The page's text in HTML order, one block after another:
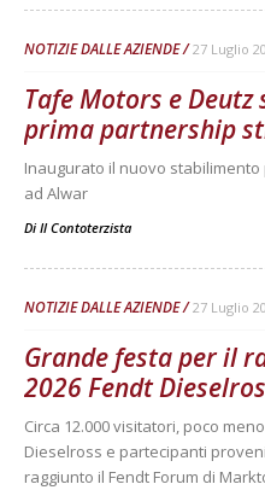
NOTIZIE DALLE AZIENDE 27 Luglio
Tafe Motors e Deutz
prima partnership
Inaugurato il nuovo
ad Alwar
Di Il Contoterzista
NOTIZIE DALLE AZIENDE 27 Luglio
Grande festa per il
2026 Fendt
Circa 12.000 visitatori, poco
Dieselross e partecipanti
raggiunto il Fendt Forum di